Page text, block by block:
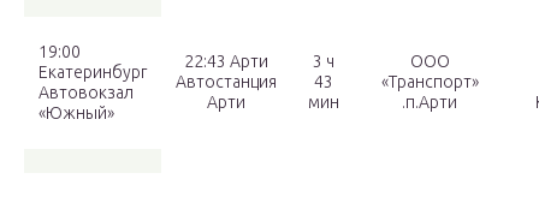
19:00
Екатеринбург
Автовокзал
«Южный»
22:43 Арти
Автостанция
Арти
3 ч
43
мин
ООО
«Транспорт»
.п.Арти